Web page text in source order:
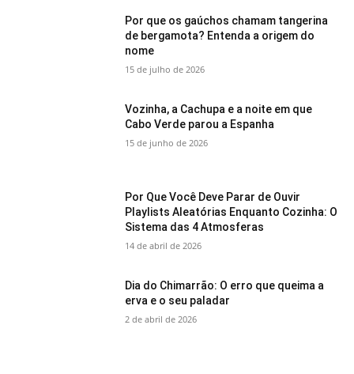
Por que os gaúchos chamam tangerina
de bergamota? Entenda a origem do
nome
15 de julho de 2026
Vozinha, a Cachupa e a noite em que
Cabo Verde parou a Espanha
15 de junho de 2026
Por Que Você Deve Parar de Ouvir
Playlists Aleatórias Enquanto Cozinha: O
Sistema das 4 Atmosferas
14 de abril de 2026
Dia do Chimarrão: O erro que queima a
erva e o seu paladar
2 de abril de 2026